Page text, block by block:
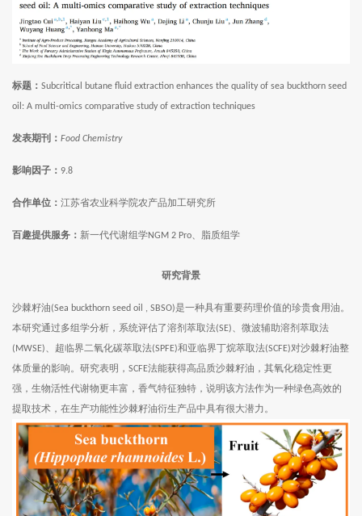
标题： Subcritical butane fluid extraction enhances the quality of sea buckthorn seed
oil: A multi-omics comparative study of extraction techniques
发表期刊： Food Chemistry
影响因子： 9.8
合作单位： 江苏省农业科学院农产品加工研究所
百趣提供服务： 新一代代谢组学NGM 2 Pro、脂质组学
研究背景
沙棘籽油(Sea buckthorn seed oil , SBSO)是一种具有重要药理价值的珍贵食用油。
本研究通过多组学分析，系统评估了溶剂萃取法(SE)、微波辅助溶剂萃取法
(MWSE)、超临界二氧化碳萃取法(SPFE)和亚临界丁烷萃取法(SCFE)对沙棘籽油整
体质量的影响。研究表明， SCFE法能获得高品质沙棘籽油，其氧化稳定性更
强，生物活性代谢物更丰富，香气特征独特，说明该方法作为一种绿色高效的
提取技术，在生产功能性沙棘籽油衍生产品中具有很大潜力。